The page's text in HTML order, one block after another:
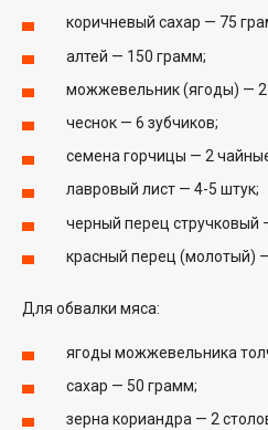
коричневый сахар — 75
алтей — 150 грамм;
можжевельник (ягоды) — 2
чеснок — 6 зубчиков;
семена горчицы — 2
лавровый лист — 4-5 штук;
черный перец стручковый
красный перец (молотый)
Для обвалки мяса:
ягоды можжевельника
сахар — 50 грамм;
зерна кориандра — 2